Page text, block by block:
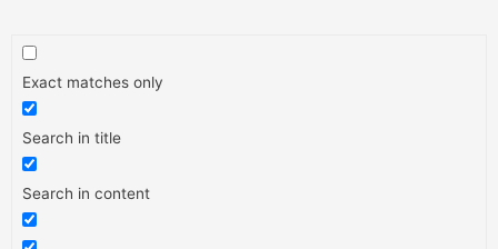
Exact matches only
Search in title
Search in content